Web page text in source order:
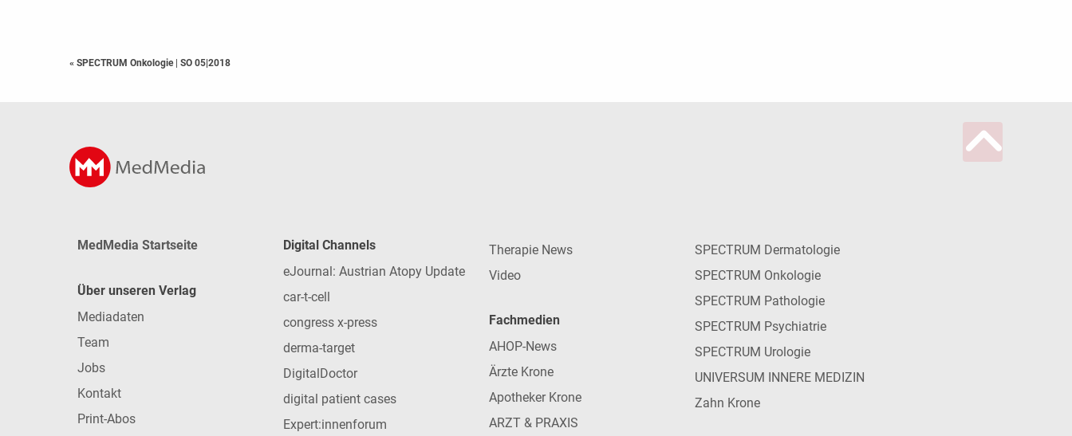
« SPECTRUM Onkologie | SO 05|2018
MedMedia Startseite
Über unseren Verlag
Mediadaten
Team
Jobs
Kontakt
Print-Abos
Digital Channels
eJournal: Austrian Atopy Update
car-t-cell
congress x-press
derma-target
DigitalDoctor
digital patient cases
Expert:innenforum
Therapie News
Video
Fachmedien
AHOP-News
Ärzte Krone
Apotheker Krone
ARZT & PRAXIS
SPECTRUM Dermatologie
SPECTRUM Onkologie
SPECTRUM Pathologie
SPECTRUM Psychiatrie
SPECTRUM Urologie
UNIVERSUM INNERE MEDIZIN
Zahn Krone